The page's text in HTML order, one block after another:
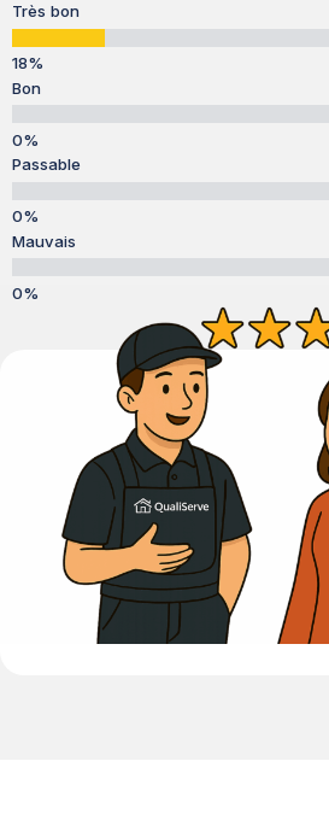
Très bon
Bon
Passable
Mauvais